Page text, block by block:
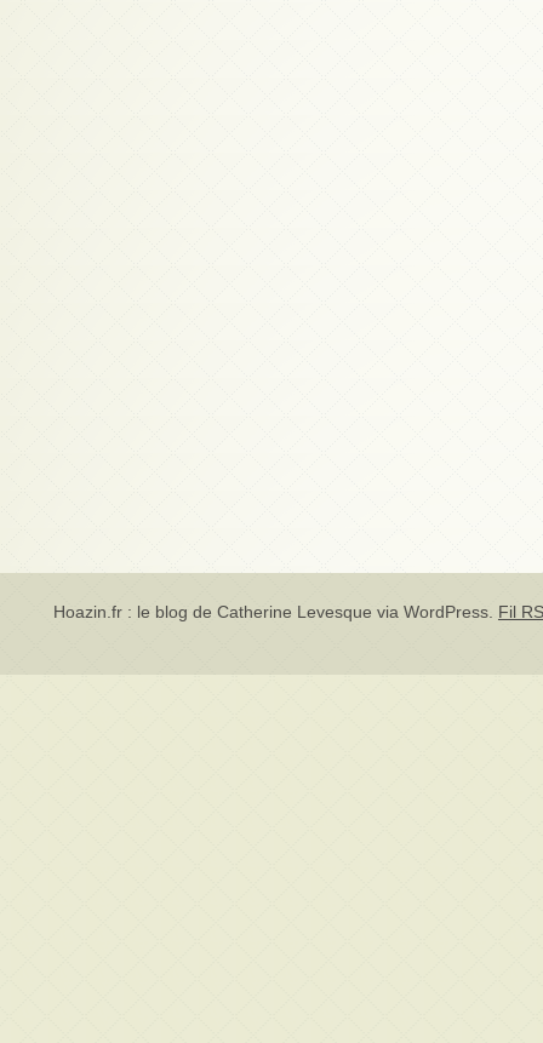
Hoazin.fr : le blog de Catherine Levesque via WordPress Fil